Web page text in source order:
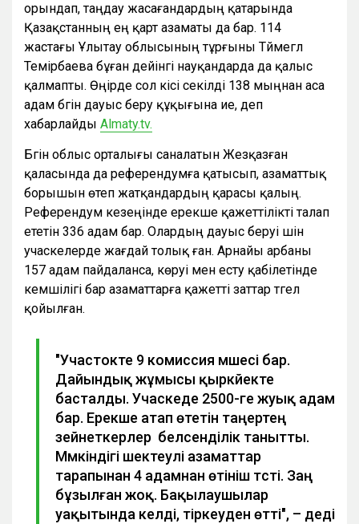
орындап, таңдау жасағандардың қатарында
Қазақстанның ең қарт азаматы да бар. 114
жастағы Ұлытау облысының тұрғыны Түймегүл
Темірбаева бұған дейінгі науқандарда да қалыс
қалмапты. Өңірде сол кісі секілді 138 мыңнан аса
адам бүгін дауыс беру құқығына ие, деп
хабарлайды Almaty.tv.
Бүгін облыс орталығы саналатын Жезқазған
қаласында да референдумға қатысып, азаматтық
борышын өтеп жатқандардың қарасы қалың.
Референдум кезеңінде ерекше қажеттілікті талап
ететін 336 адам бар. Олардың дауыс беруі үшін
учаскелерде жағдай толық ған. Арнайы арбаны
157 адам пайдаланса, көруі мен есту қабілетінде
кемшілігі бар азаматтарға қажетті заттар түгел
қойылған.
"Участокте 9 комиссия мүшесі бар.
Дайындық жұмысы қыркүйекте
басталды. Учаскеде 2500-ге жуық адам
бар. Ерекше атап өтетін таңертең
зейнеткерлер белсенділік танытты.
Мүмкіндігі шектеулі азаматтар
тарапынан 4 адамнан өтініш түсті. Заң
бұзылған жоқ. Бақылаушылар
уақытында келді, тіркеуден өтті", – деді